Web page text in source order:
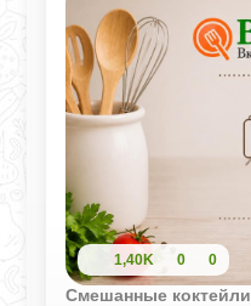
1,40K 0 0
Смешанные коктейли